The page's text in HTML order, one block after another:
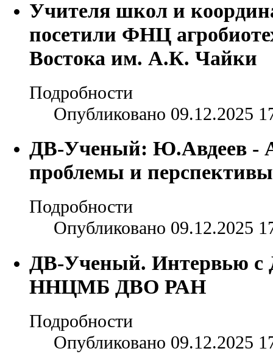
Учителя школ и
посетили ФНЦ
Востока им. А.К. Чайки
Подробности
Опубликовано 09.12.2025
ДВ-Ученый: Ю.Авдеев -
проблемы и перспективы
Подробности
Опубликовано 09.12.2025
ДВ-Ученый. Интервью с
ННЦМБ ДВО РАН
Подробности
Опубликовано 09.12.2025